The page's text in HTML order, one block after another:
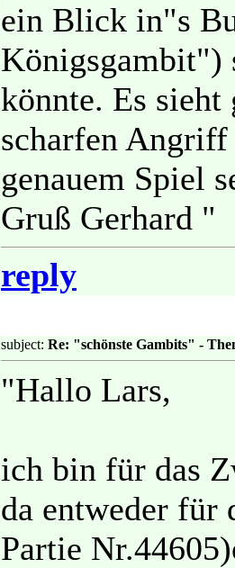
ein Blick in"s
Königsgambit")
könnte. Es sieht
scharfen
genauem Spiel
Gruß Gerhard "
reply
subject: Re: "schönste Gambits" -
"Hallo Lars,
ich bin für das
da entweder für
Partie